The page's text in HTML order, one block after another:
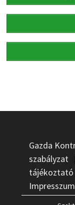
Gazda
szabályzat
tájékoztató
Impresszum